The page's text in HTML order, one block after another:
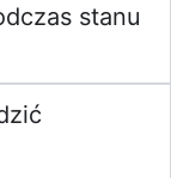
stanu